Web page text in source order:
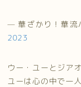
— 華ざかり！華流
2023
ウー・ユーとジア
ユーは心の中で一